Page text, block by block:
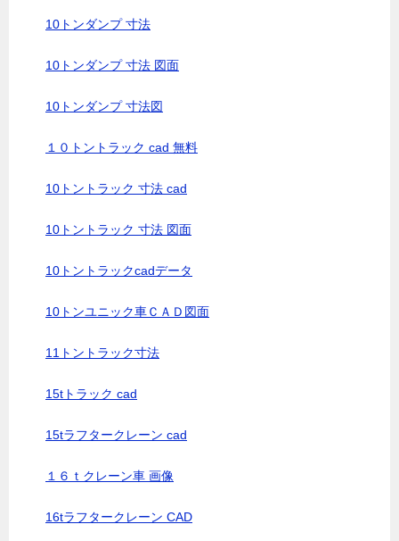
10トンダンプ 寸法
10トンダンプ 寸法 図面
10トンダンプ 寸法図
１０トントラック cad 無料
10トントラック 寸法 cad
10トントラック 寸法 図面
10トントラックcadデータ
10トンユニック車ＣＡＤ図面
11トントラック寸法
15tトラック cad
15tラフタークレーン cad
１６ｔクレーン車 画像
16tラフタークレーン CAD